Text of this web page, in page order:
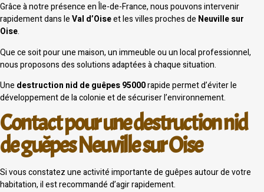
Grâce à notre présence en Île-de-France, nous pouvons intervenir
rapidement dans leVal d’Oiseet les villes proches de Neuville sur
Oise.
Que ce soit pour une maison, un immeuble ou un local professionnel,
nous proposons des solutions adaptées à chaque situation.
Une destruction nid de guêpes 95000rapide permet d’éviter le
développement de la colonie et de sécuriser l’environnement.
Contact pour une destruction nid
de guêpes Neuville sur Oise
Si vous constatez une activité importante de guêpes autour de votre
habitation, il est recommandé d’agir rapidement.